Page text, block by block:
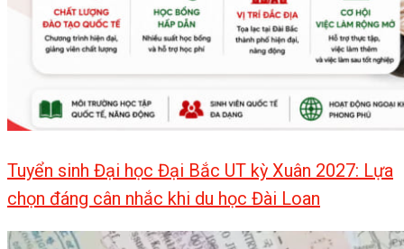
Tuyển sinh Đại học Đại Bắc UT kỳ Xuân 2027: Lựa
chọn đáng cân nhắc khi du học Đài Loan